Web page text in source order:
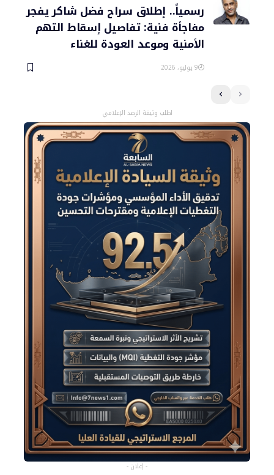
رسمياً.. إطلاق سراح فضل شاكر يفجر
مفاجأة فنية: تفاصيل إسقاط التهم
الأمنية وموعد العودة للغناء
9 يوليو، 2026
اطلب وثيقة الرصد الإعلامي
- إعلان -